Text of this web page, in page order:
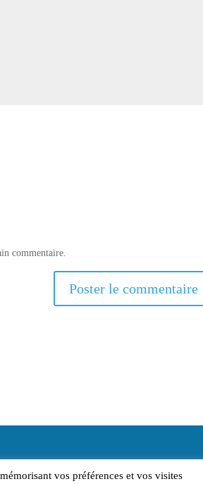
commentaire.
vos préférences et vos visites